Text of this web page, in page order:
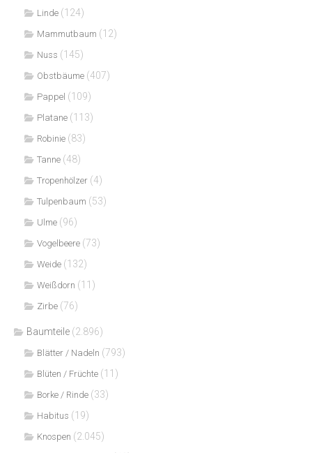
Linde (124)
Mammutbaum (12)
Nuss (145)
Obstbäume (407)
Pappel (109)
Platane (113)
Robinie (83)
Tanne (48)
Tropenhölzer (4)
Tulpenbaum (53)
Ulme (96)
Vogelbeere (73)
Weide (132)
Weißdorn (11)
Zirbe (76)
Baumteile (2.896)
Blätter / Nadeln (793)
Blüten / Früchte (11)
Borke / Rinde (33)
Habitus (19)
Knospen (2.045)